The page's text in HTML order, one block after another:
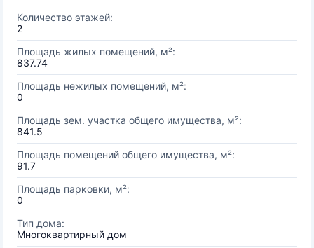
Количество этажей:
2
Площадь жилых помещений, м²:
837.74
Площадь нежилых помещений, м²:
0
Площадь зем. участка общего имущества, м²:
841.5
Площадь помещений общего имущества, м²:
91.7
Площадь парковки, м²:
0
Тип дома:
Многоквартирный дом